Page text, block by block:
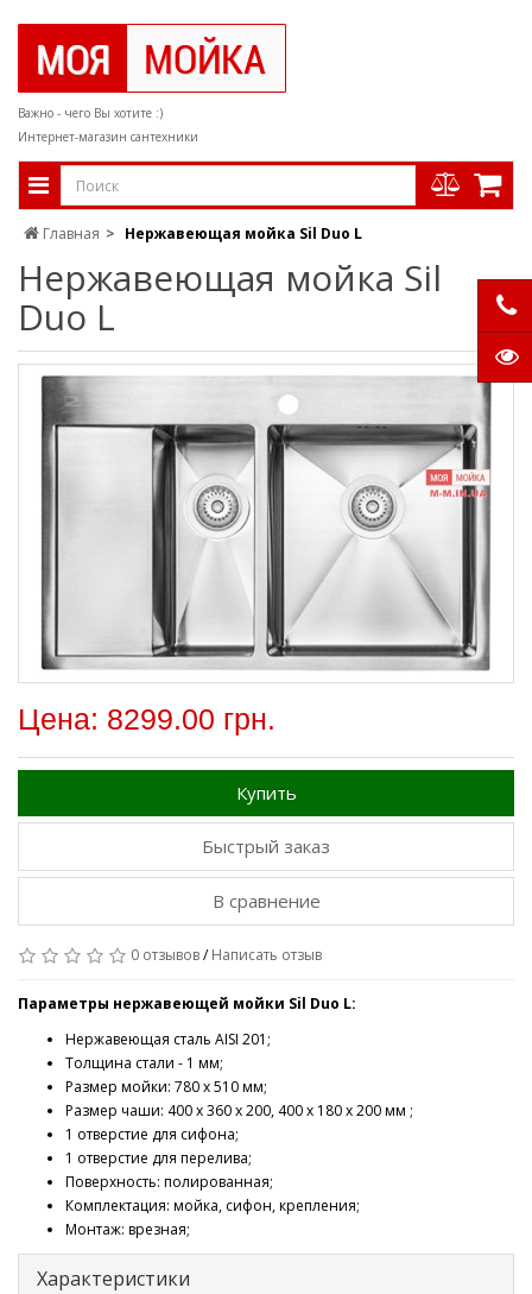
Важно - чего Вы хотите :)
Интернет-магазин сантехники
Главная Нержавеющая мойка Sil Duo L
Нержавеющая мойка Sil
Duo L
Цена: 8299.00 грн.
Купить
Быстрый заказ
В сравнение
0 отзывов/Написать отзыв
Параметры нержавеющей мойки Sil Duo L:
Нержавеющая сталь AISI 201;
Толщина стали - 1 мм;
Размер мойки: 780 х 510 мм;
Размер чаши: 400 х 360 х 200, 400 х 180 х 200 мм ;
1 отверстие для сифона;
1 отверстие для перелива;
Поверхность: полированная;
Комплектация: мойка, сифон, крепления;
Монтаж: врезная;
Характеристики